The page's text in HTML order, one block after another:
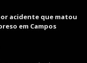
acidente que matou
em Campos